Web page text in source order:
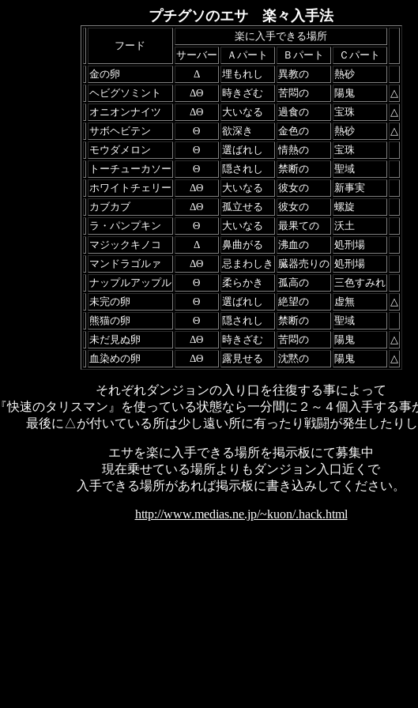
プチグソのエサ 楽々入手法
フード
楽に入手できる場所
サーバー
Ａパート Ｂパート
Ｃパート
金の卵
Δ 埋もれし 異教の
熱砂
ヘビグソミント
ΔΘ 時きざむ 苦悶の 陽鬼
△
オニオンナイツ
ΔΘ 大いなる 過食の 宝珠
△
サボヘビテン
Θ 欲深き 金色の 熱砂
△
モウダメロン
Θ 選ばれし 情熱の
宝珠
トーチューカソー
Θ 隠されし 禁断の
聖域
ホワイトチェリー
ΔΘ 大いなる 彼女の
新事実
カブカブ
ΔΘ 孤立せる 彼女の
螺旋
ラ・パンプキン
Θ 大いなる 最果ての
沃土
マジックキノコ
Δ 鼻曲がる 沸血の
処刑場
マンドラゴルァ
ΔΘ 忌まわしき 臓器売りの 処刑場
ナップルアップル
Θ 柔らかき 孤高の
三色すみれ
未完の卵
Θ 選ばれし 絶望の 虚無
△
熊猫の卵
Θ 隠されし 禁断の
聖域
未だ見ぬ卵
ΔΘ 時きざむ 苦悶の 陽鬼
△
血染めの卵
ΔΘ 露見せる 沈黙の 陽鬼 △
それぞれダンジョンの入り口を往復する事によって
『快速のタリスマン』を使っている状態なら一分間に２～４個入手する事
最後に△が付いている所は少し遠い所に有ったり戦闘が発生したりし
エサを楽に入手できる場所を掲示板にて募集中
現在乗せている場所よりもダンジョン入口近くで
入手できる場所があれば掲示板に書き込みしてください。
http://www.medias.ne.jp/~kuon/.hack.html